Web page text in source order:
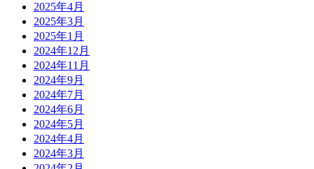
2025年4月
2025年3月
2025年1月
2024年12月
2024年11月
2024年9月
2024年7月
2024年6月
2024年5月
2024年4月
2024年3月